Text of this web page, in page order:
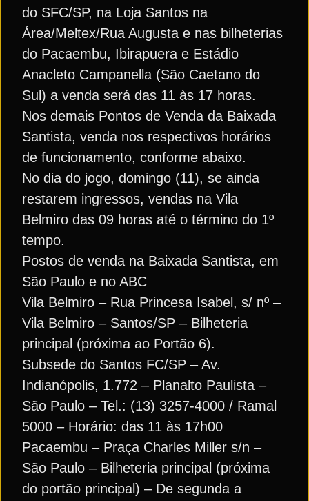
do SFC/SP, na Loja Santos na
Área/Meltex/Rua Augusta e nas bilheterias
do Pacaembu, Ibirapuera e Estádio
Anacleto Campanella (São Caetano do
Sul) a venda será das 11 às 17 horas.
Nos demais Pontos de Venda da Baixada
Santista, venda nos respectivos horários
de funcionamento, conforme abaixo.
No dia do jogo, domingo (11), se ainda
restarem ingressos, vendas na Vila
Belmiro das 09 horas até o término do 1º
tempo.
Postos de venda na Baixada Santista, em
São Paulo e no ABC
Vila Belmiro – Rua Princesa Isabel, s/ nº –
Vila Belmiro – Santos/SP – Bilheteria
principal (próxima ao Portão 6).
Subsede do Santos FC/SP – Av.
Indianópolis, 1.772 – Planalto Paulista –
São Paulo – Tel.: (13) 3257-4000 / Ramal
5000 – Horário: das 11 às 17h00
Pacaembu – Praça Charles Miller s/n –
São Paulo – Bilheteria principal (próxima
do portão principal) – De segunda a